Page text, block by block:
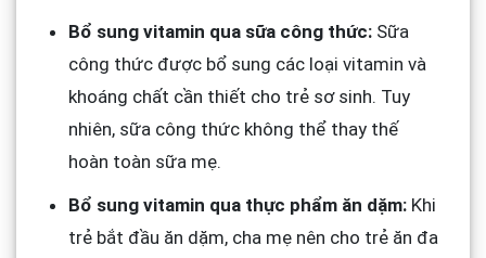
Bổ sung vitamin qua sữa công thức:Sữa
công thức được bổ sung các loại vitamin và
khoáng chất cần thiết cho trẻ sơ sinh. Tuy
nhiên, sữa công thức không thể thay thế
hoàn toàn sữa mẹ.
Bổ sung vitamin qua thực phẩm ăn dặm:Khi
trẻ bắt đầu ăn dặm, cha mẹ nên cho trẻ ăn đa